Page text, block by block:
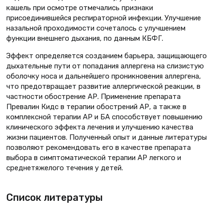
кашель при осмотре отмечались признаки
присоединившейся респираторной инфекции. Улучшение
назальной проходимости сочеталось с улучшением
функции внешнего дыхания, по данным КБФГ.
Эффект определяется созданием барьера, защищающего
дыхательные пути от попадания аллергена на слизистую
оболочку носа и дальнейшего проникновения аллергена,
что предотвращает развитие аллергической реакции, в
частности обострение АР. Применение препарата
Превалин Кидс в терапии обострений АР, а также в
комплексной терапии АР и БА способствует повышению
клинического эффекта лечения и улучшению качества
жизни пациентов. Полученный опыт и данные литературы
позволяют рекомендовать его в качестве препарата
выбора в симптоматической терапии АР легкого и
среднетяжелого течения у детей.
Список литературы